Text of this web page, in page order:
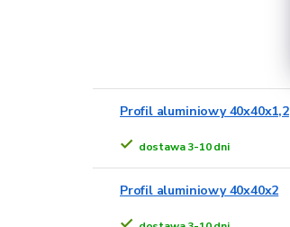
Profil aluminiowy 40x40x1,2
dostawa 3-10 dni
Profil aluminiowy 40x40x2